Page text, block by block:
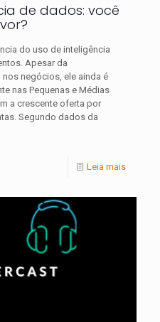
de dados: você
do uso de inteligência
Apesar da
negócios, ele ainda é
nas Pequenas e Médias
a crescente oferta por
Segundo dados da
Leia mais